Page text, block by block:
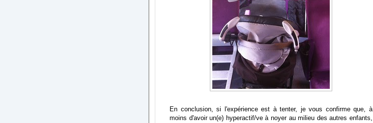
En conclusion, si l'expérience est à tenter, je vous confirme que, à
moins d'avoir un(e) hyperactif/ve à noyer au milieu des autres enfants,